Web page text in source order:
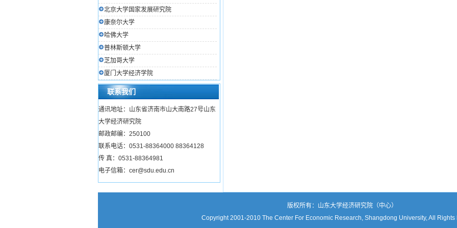
北京大学国家发展研究院
康奈尔大学
哈佛大学
普林斯顿大学
芝加哥大学
厦门大学经济学院
联系我们
通讯地址：山东省济南市山大南路27号山东
大学经济研究院
邮政邮编：250100
联系电话：0531-88364000 88364128
传 真：0531-88364981
电子信箱：cer@sdu.edu.cn
版权所有：山东大学经济研究院（中心）
Copyright 2001-2010 The Center For Economic Research, Shangdong University, All Rights